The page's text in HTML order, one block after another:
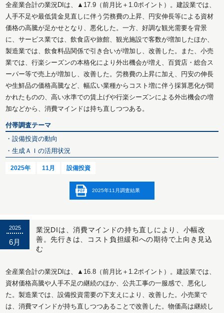
全産業合計の業況DIは、▲17.9（前月比＋1.0ポイント）。建設業では、
人手不足や最低賃金見直しに伴う労務費の上昇、円安伸長等による資材
価格の高騰が足かせとなり、悪化した。一方、好調な観光需要を背景
に、サービス業では、飲食店や旅館、観光施設で客数が増加したほか、
製造業では、飲食料品関係で引き合いが増加し、改善した。また、小売
業では、行楽シーズンの本格化により外出機会が増え、百貨店・総合ス
ーパー等で売上が増加し、改善した。労務費の上昇に加え、円安の伸長
や生鮮品の価格高騰など、幅広い業種からコスト増に伴う採算悪化が聞
かれたものの、高い水準での賃上げや行楽シーズンによる外出機会の増
加などから、消費マインドは持ち直しつつある。
付帯調査テーマ
・設備投資の動向
・生成ＡＩの活用状況
2025年 11月 設備投資
2025年11月調査結果
2025
6月
業況DIは、消費マインドの持ち直しにより、小幅改
善。先行きは、コスト負担緩和への期待で上向き見込
む
全産業合計の業況DIは、▲16.8（前月比＋1.2ポイント）。建設業では、
資材価格高騰や人手不足の継続のほか、公共工事の一服感で、悪化し
た。製造業では、設備投資需要の下支えにより、改善した。小売業で
は、消費マインドが持ち直しつつあることで改善した。物価高は継続し